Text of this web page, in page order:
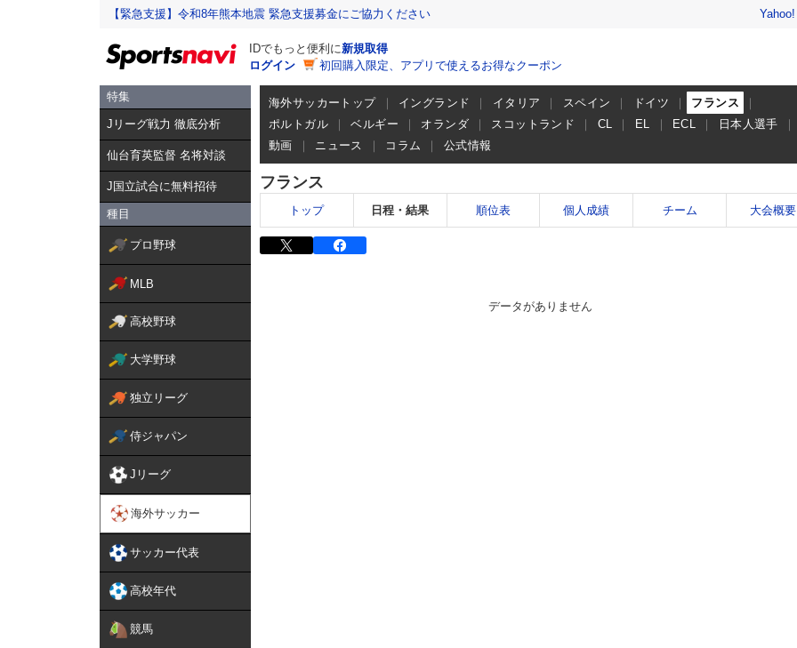
【緊急支援】令和8年熊本地震 緊急支援募金にご協力ください
IDでもっと便利に新規取得
ログイン
初回購入限定、アプリで使えるお得なクーポン
特集
Jリーグ戦力 徹底分析
仙台育英監督 名将対談
J国立試合に無料招待
種目
プロ野球
MLB
高校野球
大学野球
独立リーグ
侍ジャパン
Jリーグ
海外サッカー
サッカー代表
高校年代
競馬
海外サッカートップ イングランド イタリア スペイン ドイツ
フランス
ポルトガル
ベルギー オランダ スコットランド CL EL ECL
日本人選手
動画
ニュース コラム 公式情報
フランス
トップ 日程・結果 順位表 個人成績 チーム 大会概要
データがありません